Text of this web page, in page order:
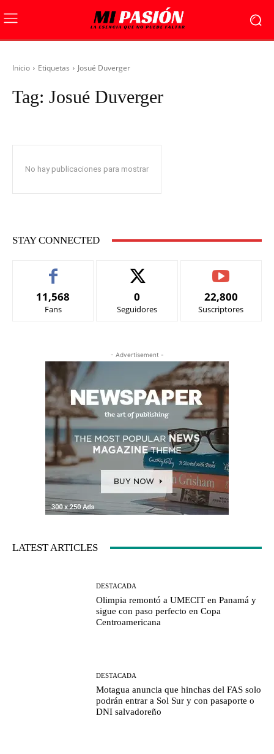
Inicio Etiquetas Josué Duverger
Tag: Josué Duverger
No hay publicaciones para mostrar
STAY CONNECTED
11,568
Fans
0
Seguidores
22,800
Suscriptores
- Advertisement -
LATEST ARTICLES
DESTACADA
Olimpia remontó a UMECIT en Panamá y
sigue con paso perfecto en Copa
Centroamericana
DESTACADA
Motagua anuncia que hinchas del FAS solo
podrán entrar a Sol Sur y con pasaporte o
DNI salvadoreño